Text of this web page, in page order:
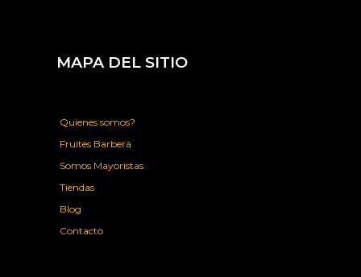
MAPA DEL SITIO
Quienes somos?
Fruites Barberà
Somos Mayoristas
Tiendas
Blog
Contacto